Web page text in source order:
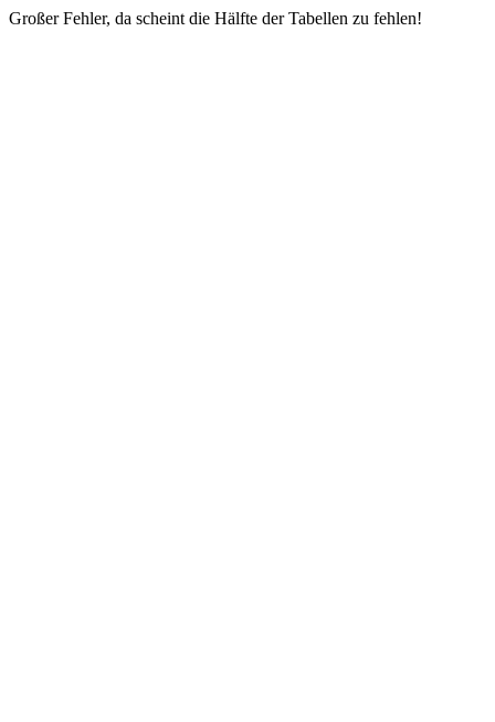
Großer Fehler, da scheint die Hälfte der Tabellen zu fehlen!